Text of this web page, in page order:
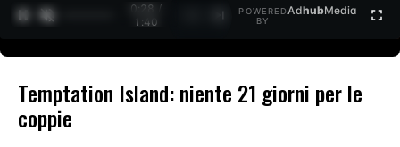
0:29 /
1:40
POWERED
BY
AdhubMedia
Temptation Island: niente 21 giorni per le
coppie